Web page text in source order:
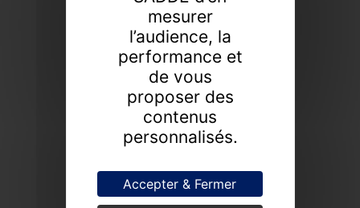
FAIRE ESTIMER UN BIEN
PROCHAINES VENTES
mesurer
l’audience, la
performance et
de vous
proposer des
contenus
personnalisés.
Accepter & Fermer